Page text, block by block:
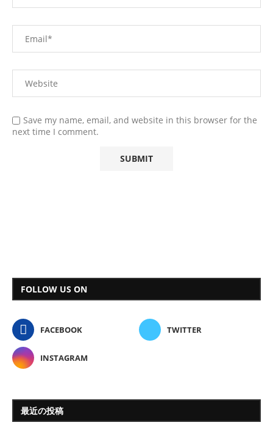
Save my name, email, and website in this browser for the
next time I comment.
FOLLOW US ON
FACEBOOK TWITTER
INSTAGRAM
最近の投稿